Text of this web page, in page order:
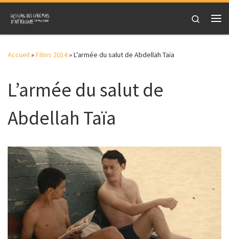
Skip to content
Search
Accueil»Films 2014»L’armée du salut de Abdellah Taïa
L’armée du salut de
Abdellah Taïa